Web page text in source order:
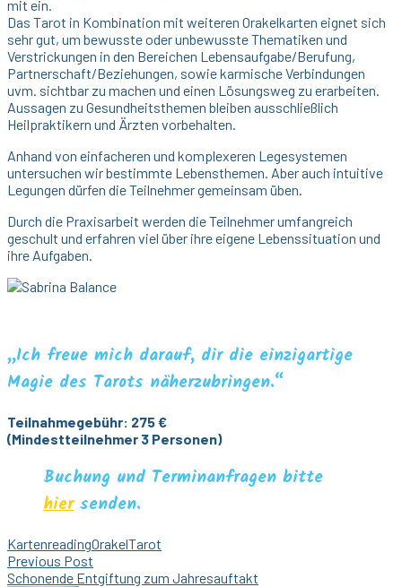
mit ein.
Das Tarot in Kombination mit weiteren Orakelkarten eignet sich
sehr gut, um bewusste oder unbewusste Thematiken und
Verstrickungen in den Bereichen Lebensaufgabe/Berufung,
Partnerschaft/Beziehungen, sowie karmische Verbindungen
uvm. sichtbar zu machen und einen Lösungsweg zu erarbeiten.
Aussagen zu Gesundheitsthemen bleiben ausschließlich
Heilpraktikern und Ärzten vorbehalten.
Anhand von einfacheren und komplexeren Legesystemen
untersuchen wir bestimmte Lebensthemen. Aber auch intuitive
Legungen dürfen die Teilnehmer gemeinsam üben.
Durch die Praxisarbeit werden die Teilnehmer umfangreich
geschult und erfahren viel über ihre eigene Lebenssituation und
ihre Aufgaben.
„Ich freue mich darauf, dir die einzigartige
Magie des Tarots näherzubringen.“
Teilnahmegebühr: 275 €
(Mindestteilnehmer 3 Personen)
Buchung und Terminanfragen bitte
hiersenden.
KartenreadingOrakelTarot
Beitragsnavigation
Previous Post
Schonende Entgiftung zum Jahresauftakt